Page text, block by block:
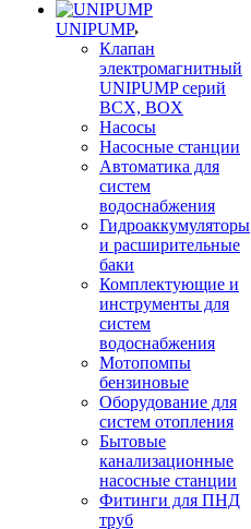
UNIPUMP
Клапан
электромагнитный
UNIPUMP серий
BCX, BOX
Насосы
Насосные станции
Автоматика для
систем
водоснабжения
Гидроаккумуляторы
и расширительные
баки
Комплектующие и
инструменты для
систем
водоснабжения
Мотопомпы
бензиновые
Оборудование для
систем отопления
Бытовые
канализационные
насосные станции
Фитинги для ПНД
труб